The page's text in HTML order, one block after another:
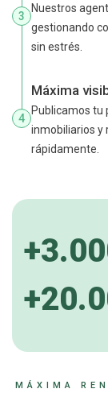
3
Nuestros
gestionando
sin estrés.
4
Máxima
Publicamos tu
inmobiliarios y
rápidamente.
MÁXIMA